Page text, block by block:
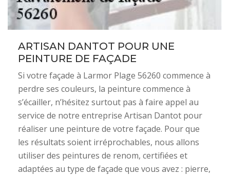
ARTISAN DANTOT POUR UNE
PEINTURE DE FAÇADE
Si votre façade à Larmor Plage 56260 commence à
perdre ses couleurs, la peinture commence à
s’écailler, n’hésitez surtout pas à faire appel au
service de notre entreprise Artisan Dantot pour
réaliser une peinture de votre façade. Pour que
les résultats soient irréprochables, nous allons
utiliser des peintures de renom, certifiées et
adaptées au type de façade que vous avez : pierre,